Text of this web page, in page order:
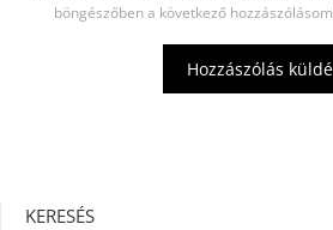
böngészőben a következő
KERESÉS